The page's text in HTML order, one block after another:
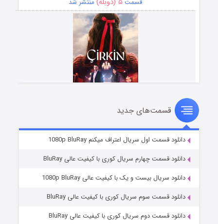
قسمت
منتشر شد
سریال زشت
قسمت۲ (زیرنویس) منتشر شد
قسمت‌های جدید
دانلود قسمت اول سریال اعتراف میکنم 1080p BluRay
دانلود قسمت چهارم سریال کوری با کیفیت عالی BluRay
دانلود سریال بیست و یک با کیفیت عالی 1080p BluRay
دانلود قسمت سوم سریال کوری با کیفیت عالی BluRay
دانلود قسمت دوم سریال کوری با کیفیت عالی BluRay